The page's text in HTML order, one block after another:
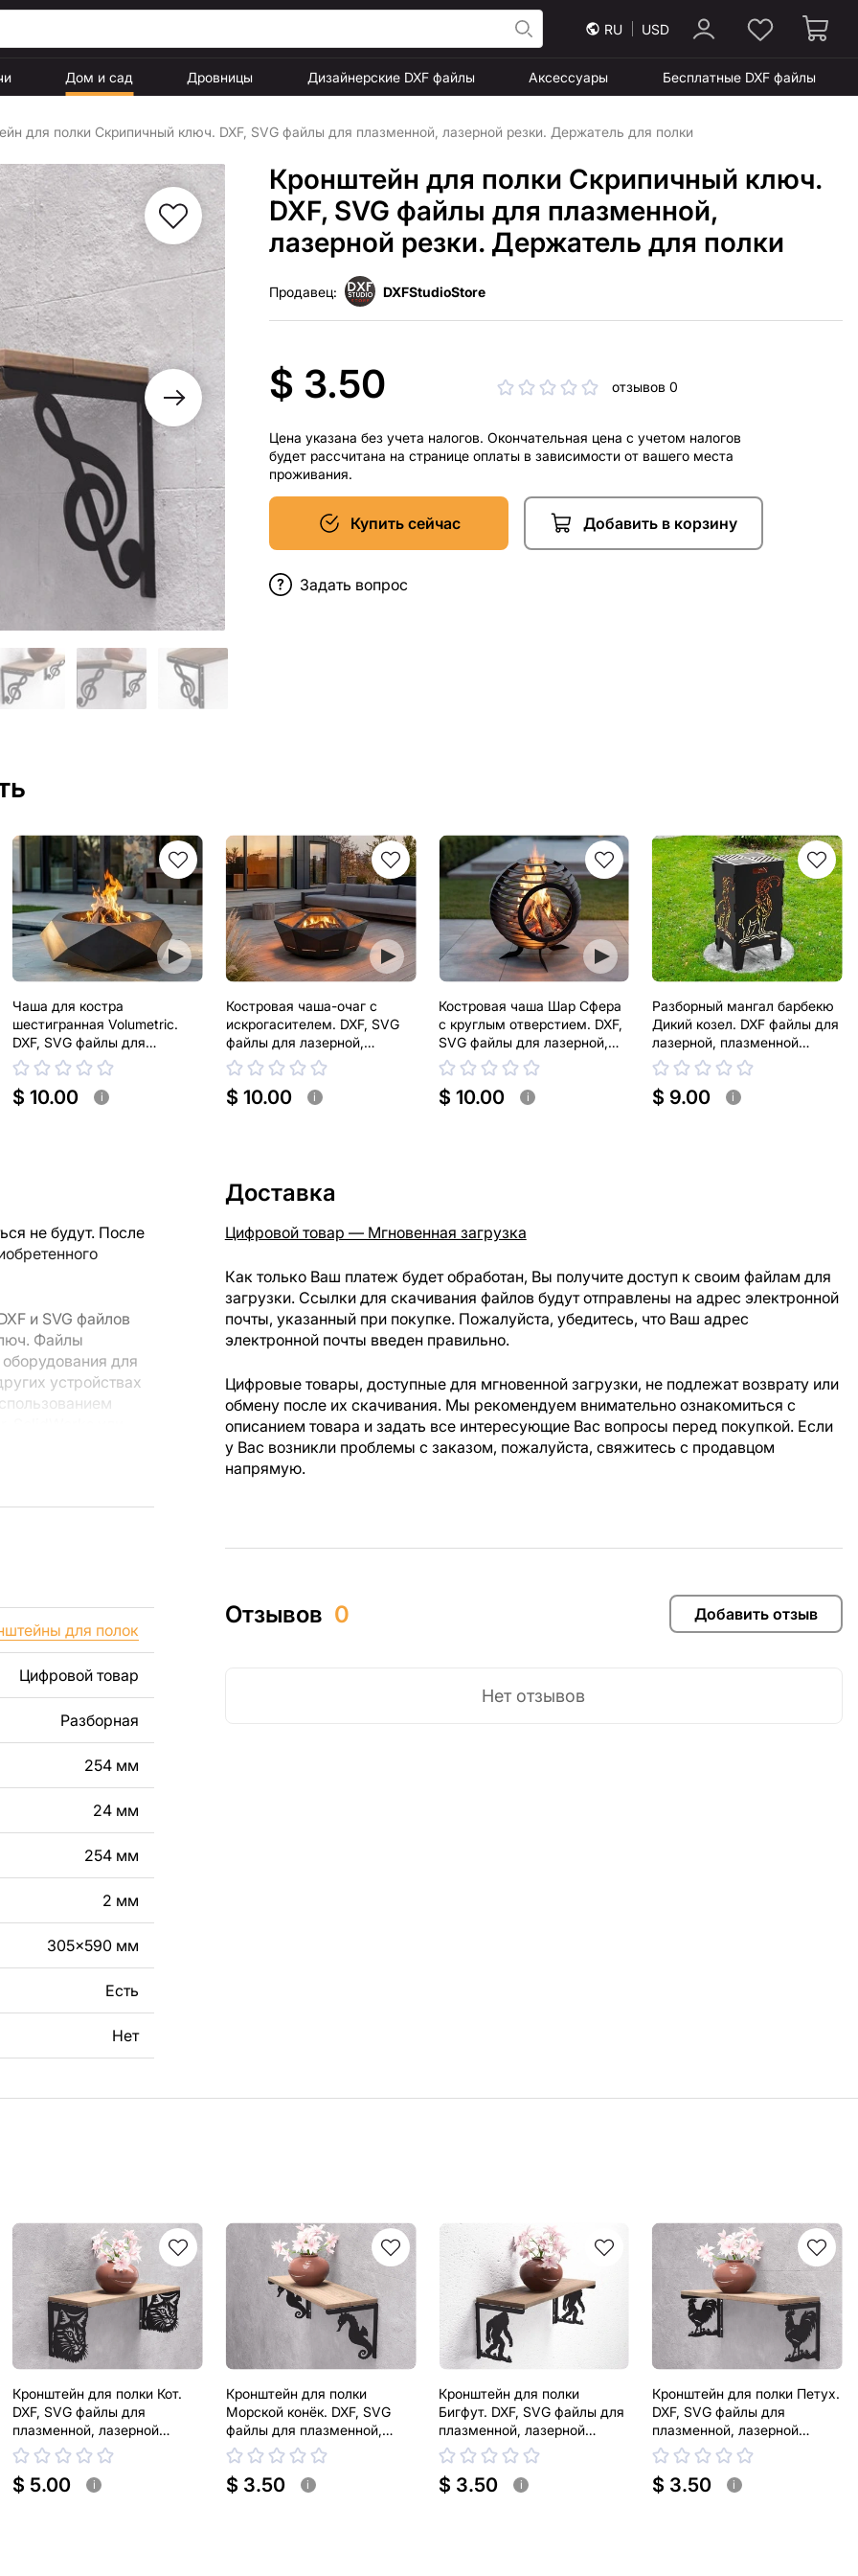
RU USD
Дом и сад Дровницы Дизайнерские DXF файлы Аксессуары Бесплатные DXF файлы
для полки Скрипичный ключ. DXF, SVG файлы для плазменной, лазерной резки. Держатель для полки
Кронштейн для полки Скрипичный ключ.
DXF, SVG файлы для плазменной,
лазерной резки. Держатель для полки
Продавец: DXFStudioStore
$ 3.50 отзывов 0
Цена указана без учета налогов. Окончательная цена с учетом налогов
будет рассчитана на странице оплаты в зависимости от вашего места
проживания.
Купить сейчас Добавить в корзину
Задать вопрос
Чаша для костра
шестигранная Volumetric.
DXF, SVG файлы для
лазерной, плазменной резки
$ 10.00 i
Костровая чаша-очаг с
искрогасителем. DXF, SVG
файлы для лазерной,
плазменной резки
$ 10.00 i
Костровая чаша Шар Сфера
с круглым отверстием. DXF,
SVG файлы для лазерной,
плазменной резки
$ 10.00 i
Разборный мангал барбекю
Дикий козел. DXF файлы для
лазерной, плазменной
резки. Корзина гриль
$ 9.00 i
не будут. После
и SVG файлов
Файлы
для
устройствах
созданы с
что
изображение,
дизайн изделия.
изделия из
с нами в
для полок
Цифровой товар
Разборная
254 мм
24 мм
254 мм
2 мм
305x590 мм
Есть
Нет
Доставка
Цифровой товар — Мгновенная загрузка
Как только Ваш платеж будет обработан, Вы получите доступ к своим файлам для
загрузки. Ссылки для скачивания файлов будут отправлены на адрес электронной
почты, указанный при покупке. Пожалуйста, убедитесь, что Ваш адрес
электронной почты введен правильно.
Цифровые товары, доступные для мгновенной загрузки, не подлежат возврату или
обмену после их скачивания. Мы рекомендуем внимательно ознакомиться с
описанием товара и задать все интересующие Вас вопросы перед покупкой. Если
у Вас возникли проблемы с заказом, пожалуйста, свяжитесь с продавцом
напрямую.
Отзывов 0 Добавить отзыв
Нет отзывов
Кронштейн для полки Кот.
DXF, SVG файлы для
плазменной, лазерной
резки. Держатель для полки
$ 5.00 i
Кронштейн для полки
Морской конёк. DXF, SVG
файлы для плазменной,
лазерной резки. Держатель
для полки
$ 3.50 i
Кронштейн для полки
Бигфут. DXF, SVG файлы для
плазменной, лазерной
резки. Держатель для полки
$ 3.50 i
Кронштейн для полки Петух.
DXF, SVG файлы для
плазменной, лазерной
резки. Держатель для полки
$ 3.50 i